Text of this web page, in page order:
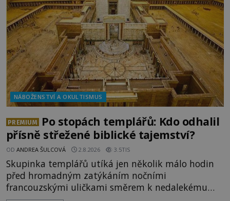
Milosrdných
NÁBOŽENSTVÍ A OKULTISMUS
PREMIUM
Po stopách templářů: Kdo odhalil
přísně střežené biblické tajemství?
OD ANDREA ŠULCOVÁ 2.8.2026 3.5TIS
Skupinka templářů utíká jen několik málo hodin
před hromadným zatýkáním nočními
francouzskými uličkami směrem k nedalekému